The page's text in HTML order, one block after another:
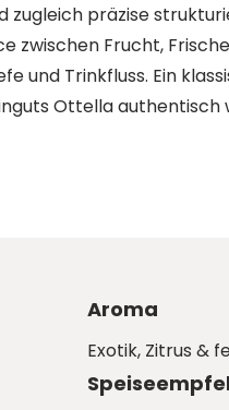
zugleich präzise
zwischen Frucht,
und Trinkfluss. Ein
Ottella authentisch
Aroma
Exotik, Zitrus &